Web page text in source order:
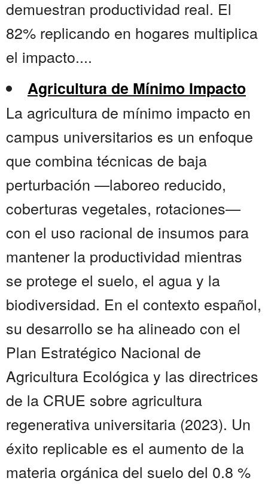
demuestran productividad real. El
82% replicando en hogares multiplica
el impacto....
Agricultura de Mínimo Impacto
La agricultura de mínimo impacto en
campus universitarios es un enfoque
que combina técnicas de baja
perturbación —laboreo reducido,
coberturas vegetales, rotaciones—
con el uso racional de insumos para
mantener la productividad mientras
se protege el suelo, el agua y la
biodiversidad. En el contexto español,
su desarrollo se ha alineado con el
Plan Estratégico Nacional de
Agricultura Ecológica y las directrices
de la CRUE sobre agricultura
regenerativa universitaria (2023). Un
éxito replicable es el aumento de la
materia orgánica del suelo del 0.8 %